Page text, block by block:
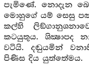
පැමිණේ. නොදැන
මොහුගේ යම් සෙසු
කල්හි
කටයුතුය. ශික්‍ෂාපද
වටියි. දඬුයමින්
පිණිස දිය යුත්තේමය.